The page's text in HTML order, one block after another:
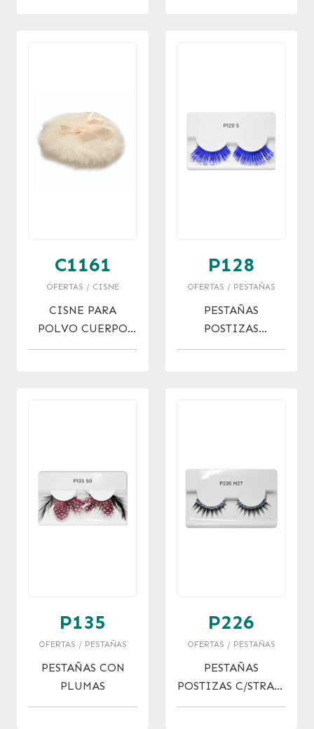
C1161
OFERTAS / CISNE
CISNE PARA
POLVO CUERPO
30% OFF
P128
OFERTAS / PESTAÑAS
PESTAÑAS
POSTIZAS
"JESSAMY"
P135
OFERTAS / PESTAÑAS
PESTAÑAS CON
PLUMAS
P226
OFERTAS / PESTAÑAS
PESTAÑAS
POSTIZAS C/STRASS
JESSAMY SIN